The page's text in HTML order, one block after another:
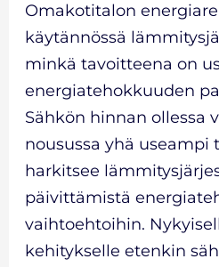
Omakotitalon
käytännössä
minkä tavoitteena on
energiatehokkuuden
Sähkön hinnan ollessa
nousussa yhä useampi
harkitsee
päivittämistä
vaihtoehtoihin.
kehitykselle etenkin